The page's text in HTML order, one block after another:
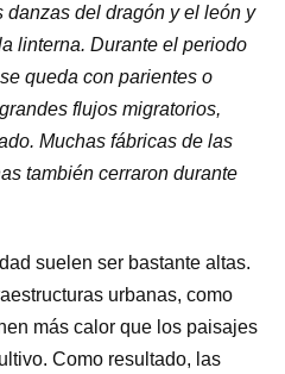
danzas del dragón y el león y
linterna. Durante el periodo
queda con parientes o
flujos migratorios,
Muchas fábricas de las
también cerraron durante
suelen ser bastante altas.
urbanas, como
más calor que los paisajes
Como resultado, las